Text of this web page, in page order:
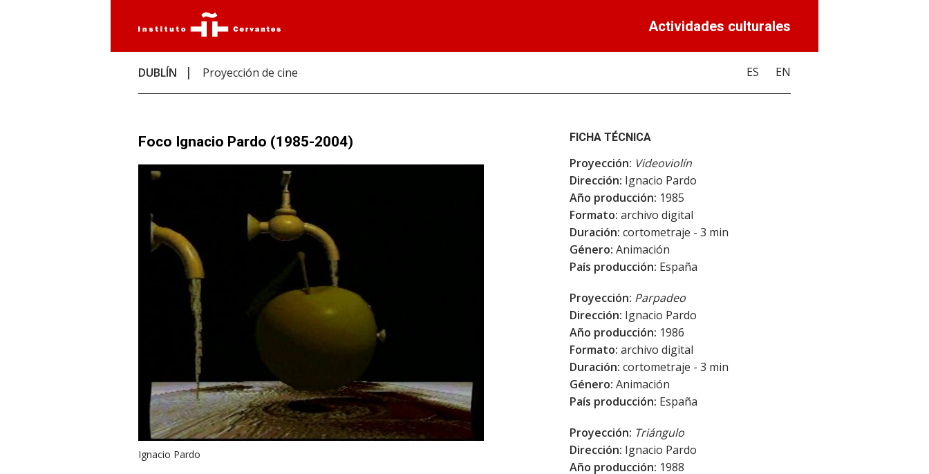
Actividades culturales
DUBLÍN Proyección de cine ES EN
Foco Ignacio Pardo (1985-2004)
Ignacio Pardo
FICHA TÉCNICA
Proyección: Videoviolín
Dirección: Ignacio Pardo
Año producción: 1985
Formato: archivo digital
Duración: cortometraje - 3 min
Género: Animación
País producción: España
Proyección: Parpadeo
Dirección: Ignacio Pardo
Año producción: 1986
Formato: archivo digital
Duración: cortometraje - 3 min
Género: Animación
País producción: España
Proyección: Triángulo
Dirección: Ignacio Pardo
Año producción: 1988